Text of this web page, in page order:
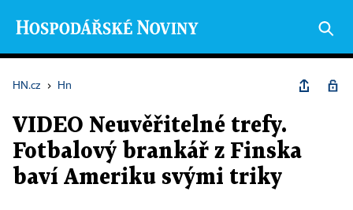
HN.cz › Hn
VIDEO Neuvěřitelné trefy.
Fotbalový brankář z Finska
baví Ameriku svými triky